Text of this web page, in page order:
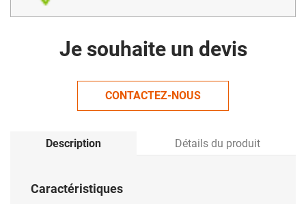
Je souhaite un devis
CONTACTEZ-NOUS
Description Détails du produit
Caractéristiques